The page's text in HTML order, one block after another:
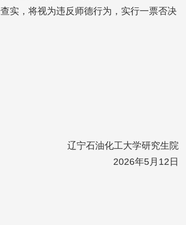
实，将视为违反师德行为，实行一票否决
辽宁石油化工大学研究生院
2026年5月12日